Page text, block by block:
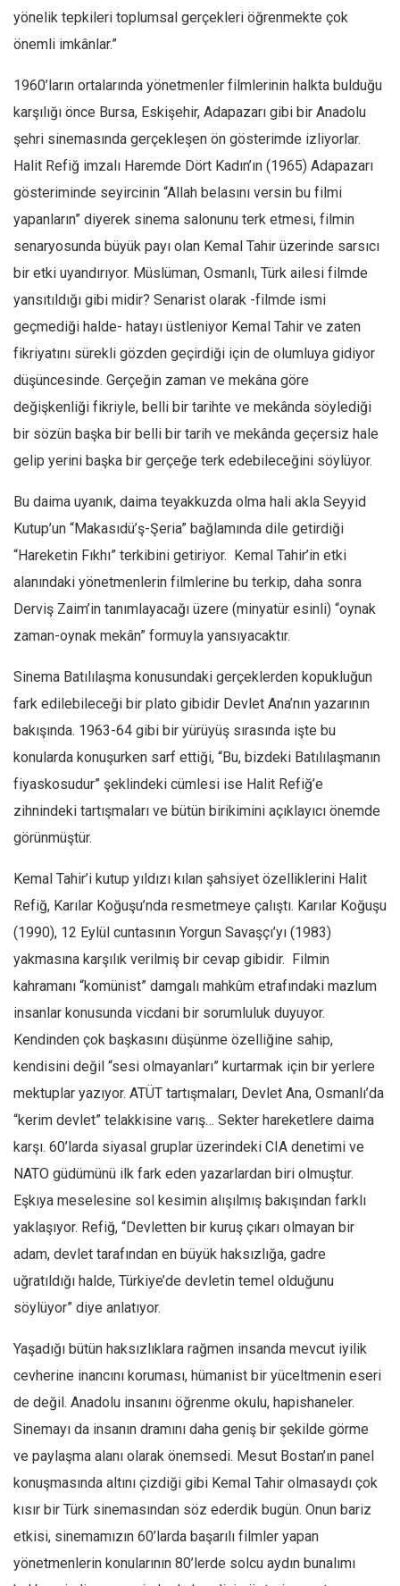
Spor
Sağlık
Gıda-Beslenme
Türkiye
Siyaset
Dünya
Avrupa
Asya
Afrika
İslam Dünyası
Amerika
Avustralya
Dosyalar
yönelik tepkileri toplumsal gerçekleri öğrenmekte çok
önemli imkânlar.”
1960’ların ortalarında yönetmenler filmlerinin halkta bulduğu
karşılığı önce Bursa, Eskişehir, Adapazarı gibi bir Anadolu
şehri sinemasında gerçekleşen ön gösterimde izliyorlar.
Halit Refiğ imzalı Haremde Dört Kadın’ın (1965) Adapazarı
gösteriminde seyircinin “Allah belasını versin bu filmi
yapanların” diyerek sinema salonunu terk etmesi, filmin
senaryosunda büyük payı olan Kemal Tahir üzerinde sarsıcı
bir etki uyandırıyor. Müslüman, Osmanlı, Türk ailesi filmde
yansıtıldığı gibi midir? Senarist olarak -filmde ismi
geçmediği halde- hatayı üstleniyor Kemal Tahir ve zaten
fikriyatını sürekli gözden geçirdiği için de olumluya gidiyor
düşüncesinde. Gerçeğin zaman ve mekâna göre
değişkenliği fikriyle, belli bir tarihte ve mekânda söylediği
bir sözün başka bir belli bir tarih ve mekânda geçersiz hale
gelip yerini başka bir gerçeğe terk edebileceğini söylüyor.
Bu daima uyanık, daima teyakkuzda olma hali akla Seyyid
Kutup’un “Makasıdü’ş-Şeria” bağlamında dile getirdiği
“Hareketin Fıkhı” terkibini getiriyor. Kemal Tahir’in etki
alanındaki yönetmenlerin filmlerine bu terkip, daha sonra
Derviş Zaim’in tanımlayacağı üzere (minyatür esinli) “oynak
zaman-oynak mekân” formuyla yansıyacaktır.
Sinema Batılılaşma konusundaki gerçeklerden kopukluğun
fark edilebileceği bir plato gibidir Devlet Ana’nın yazarının
bakışında. 1963-64 gibi bir yürüyüş sırasında işte bu
konularda konuşurken sarf ettiği, “Bu, bizdeki Batılılaşmanın
fiyaskosudur” şeklindeki cümlesi ise Halit Refiğ’e
zihnindeki tartışmaları ve bütün birikimini açıklayıcı önemde
görünmüştür.
Kemal Tahir’i kutup yıldızı kılan şahsiyet özelliklerini Halit
Refiğ, Karılar Koğuşu’nda resmetmeye çalıştı. Karılar Koğuşu
(1990), 12 Eylül cuntasının Yorgun Savaşçı’yı (1983)
yakmasına karşılık verilmiş bir cevap gibidir. Filmin
kahramanı “komünist” damgalı mahkûm etrafındaki mazlum
insanlar konusunda vicdani bir sorumluluk duyuyor.
Kendinden çok başkasını düşünme özelliğine sahip,
kendisini değil “sesi olmayanları” kurtarmak için bir yerlere
mektuplar yazıyor. ATÜT tartışmaları, Devlet Ana, Osmanlı’da
“kerim devlet” telakkisine varış… Sekter hareketlere daima
karşı. 60’larda siyasal gruplar üzerindeki CIA denetimi ve
NATO güdümünü ilk fark eden yazarlardan biri olmuştur.
Eşkıya meselesine sol kesimin alışılmış bakışından farklı
yaklaşıyor. Refiğ, “Devletten bir kuruş çıkarı olmayan bir
adam, devlet tarafından en büyük haksızlığa, gadre
uğratıldığı halde, Türkiye’de devletin temel olduğunu
söylüyor” diye anlatıyor.
Yaşadığı bütün haksızlıklara rağmen insanda mevcut iyilik
cevherine inancını koruması, hümanist bir yüceltmenin eseri
de değil. Anadolu insanını öğrenme okulu, hapishaneler.
Sinemayı da insanın dramını daha geniş bir şekilde görme
ve paylaşma alanı olarak önemsedi. Mesut Bostan’ın panel
konuşmasında altını çizdiği gibi Kemal Tahir olmasaydı çok
kısır bir Türk sinemasından söz ederdik bugün. Onun bariz
etkisi, sinemamızın 60’larda başarılı filmler yapan
yönetmenlerin konularının 80’lerde solcu aydın bunalımı